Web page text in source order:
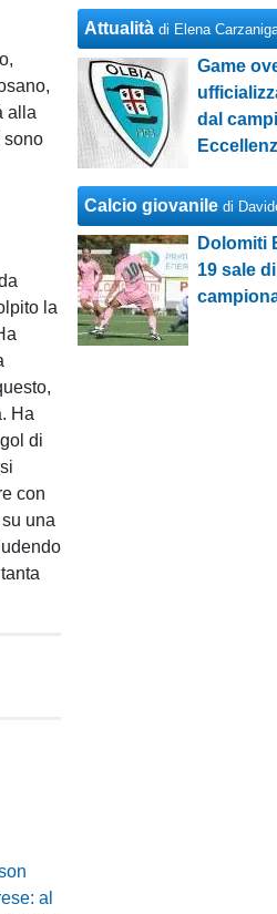
alla
sono
la
Ha
di
con
una
al
Attualità di Elena
Game
dal
Calcio giovanile di
Dolomiti
19 sale